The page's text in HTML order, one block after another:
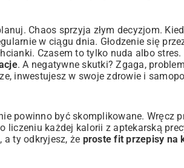
Chaos sprzyja złym decyzjom.
w ciągu dnia. Głodzenie się
Czasem to tylko nuda albo stres.
. A negatywne skutki? Zgaga,
inwestujesz w swoje zdrowie i
powinno być skomplikowane. Wręcz
liczeniu każdej kalorii z aptekarską
a ty odkryjesz, że proste fit przepisy na